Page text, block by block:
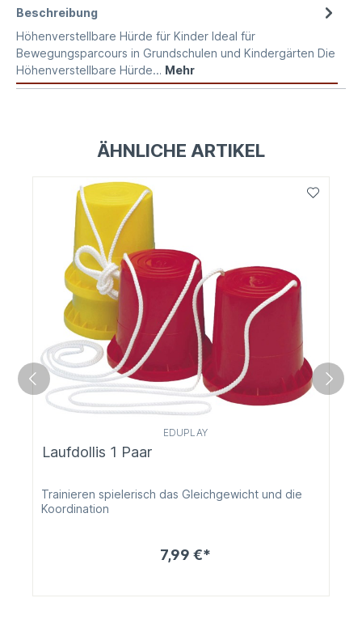
Beschreibung
Höhenverstellbare Hürde für Kinder Ideal für
Bewegungsparcours in Grundschulen und Kindergärten Die
Höhenverstellbare Hürde… Mehr
ÄHNLICHE ARTIKEL
EDUPLAY
Laufdollis 1 Paar
Trainieren spielerisch das Gleichgewicht und die
Koordination
7,99 €*